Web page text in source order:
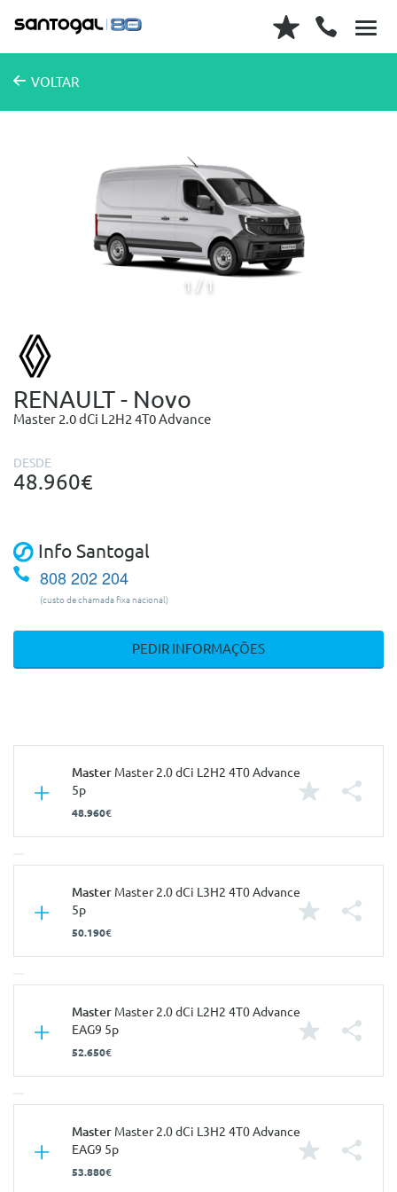
VOLTAR
1 1
RENAULT - Novo
Master 2.0 dCi L2H2 4T0 Advance
DESDE
48.960€
Info Santogal
808 202 204
(custo de chamada fixa nacional)
PEDIR INFORMAÇÕES
Master Master 2.0 dCi L2H2 4T0 Advance
5p
48.960€
Características
Carroçaria
Portas
5
Nº de Lugares
3
Nº de Viatura
942978
Prestações
Velocidade Máxima
177 Km/h
Aceleração dos 0-100km/h
12.90 seg
Consumos
Combustível
Diesel
Master Master 2.0 dCi L3H2 4T0 Advance
5p
50.190€
Características
Carroçaria
Portas
5
Nº de Lugares
3
Nº de Viatura
942979
Prestações
Master Master 2.0 dCi L2H2 4T0 Advance
EAG9 5p
52.650€
Características
Carroçaria
Master Master 2.0 dCi L3H2 4T0 Advance
EAG9 5p
53.880€